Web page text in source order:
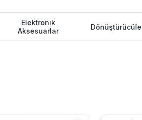
Elektronik
Aksesuarlar